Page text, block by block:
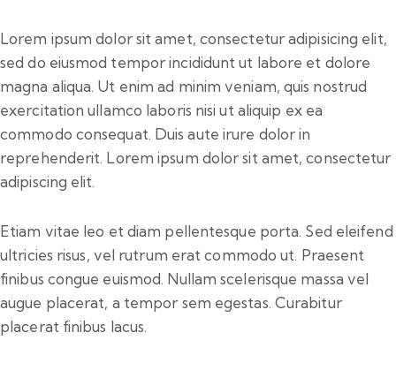
Lorem ipsum dolor sit amet, consectetur adipisicing elit,
sed do eiusmod tempor incididunt ut labore et dolore
magna aliqua. Ut enim ad minim veniam, quis nostrud
exercitation ullamco laboris nisi ut aliquip ex ea
commodo consequat. Duis aute irure dolor in
reprehenderit. Lorem ipsum dolor sit amet, consectetur
adipiscing elit.
Etiam vitae leo et diam pellentesque porta. Sed eleifend
ultricies risus, vel rutrum erat commodo ut. Praesent
finibus congue euismod. Nullam scelerisque massa vel
augue placerat, a tempor sem egestas. Curabitur
placerat finibus lacus.